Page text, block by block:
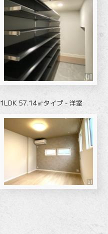
1LDK 57.14㎡タイプ - 洋室